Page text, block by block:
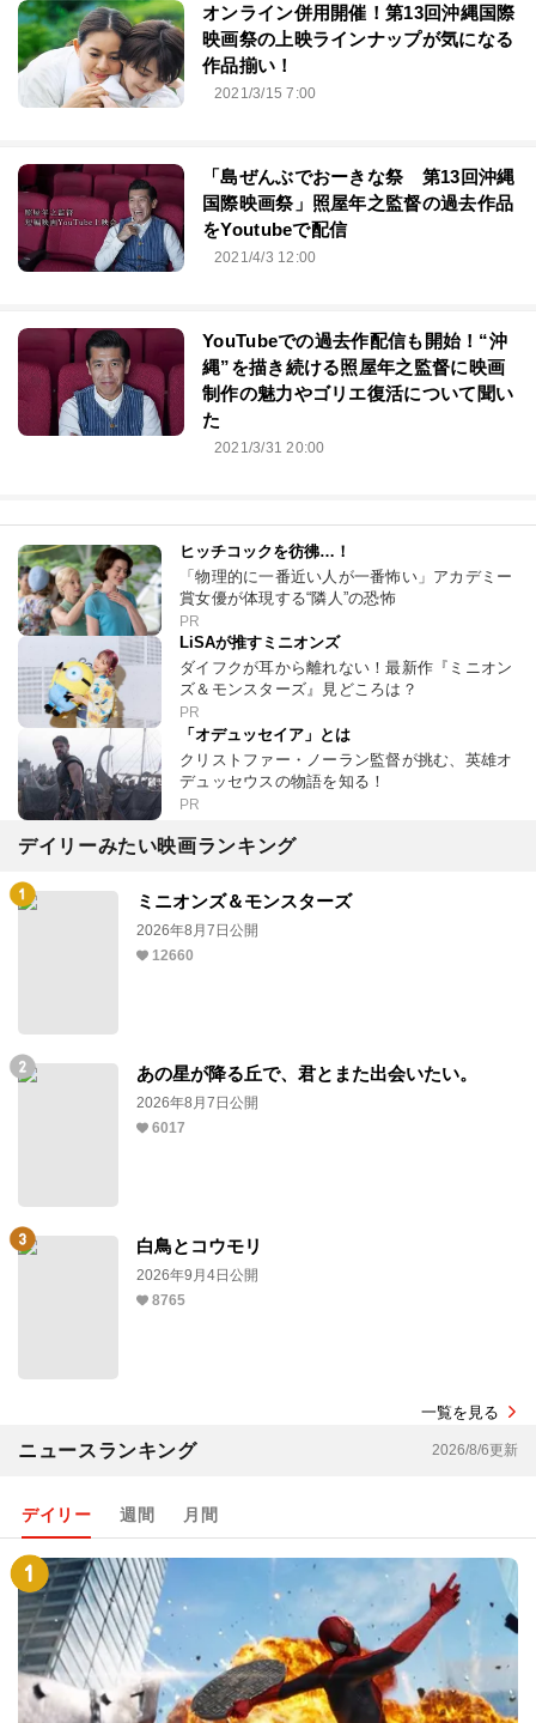
オンライン併用開催！第13回沖縄国際
映画祭の上映ラインナップが気になる
作品揃い！
2021/3/15 7:00
「島ぜんぶでおーきな祭 第13回沖縄
国際映画祭」照屋年之監督の過去作品
をYoutubeで配信
2021/4/3 12:00
YouTubeでの過去作配信も開始！“沖
縄”を描き続ける照屋年之監督に映画
制作の魅力やゴリエ復活について聞い
た
2021/3/31 20:00
ヒッチコックを彷彿…！
「物理的に一番近い人が一番怖い」アカデミー
賞女優が体現する“隣人”の恐怖
PR
LiSAが推すミニオンズ
ダイフクが耳から離れない！最新作『ミニオン
ズ＆モンスターズ』見どころは？
PR
「オデュッセイア」とは
クリストファー・ノーラン監督が挑む、英雄オ
デュッセウスの物語を知る！
PR
デイリーみたい映画ランキング
ミニオンズ＆モンスターズ
2026年8月7日公開
12660
あの星が降る丘で、君とまた出会いたい。
2026年8月7日公開
6017
白鳥とコウモリ
2026年9月4日公開
8765
一覧を見る
ニュースランキング 2026/8/6更新
デイリー 週間 月間